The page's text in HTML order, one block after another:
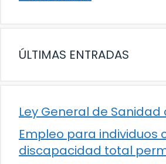
ÚLTIMAS ENTRADAS
Ley General de Sanidad
Empleo para individuos
discapacidad total